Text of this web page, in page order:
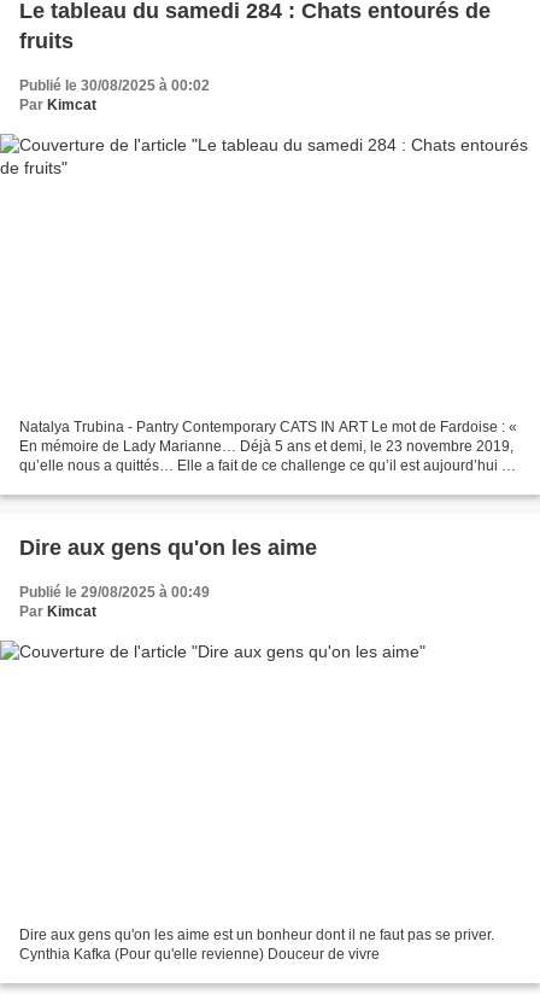
Le tableau du samedi 284 : Chats entourés de
fruits
Publié le 30/08/2025 à 00:02
Par Kimcat
Natalya Trubina - Pantry Contemporary CATS IN ART Le mot de Fardoise : «
En mémoire de Lady Marianne… Déjà 5 ans et demi, le 23 novembre 2019,
qu’elle nous a quittés… Elle a fait de ce challenge ce qu’il est aujourd’hui et
Dire aux gens qu'on les aime
Publié le 29/08/2025 à 00:49
Par Kimcat
Dire aux gens qu'on les aime est un bonheur dont il ne faut pas se priver.
Cynthia Kafka (Pour qu'elle revienne) Douceur de vivre